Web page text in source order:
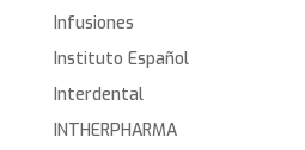
Infusiones
Instituto Español
Interdental
INTHERPHARMA